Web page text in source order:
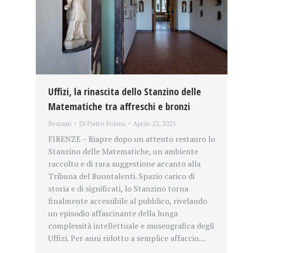
Uffizi, la rinascita dello Stanzino delle
Matematiche tra affreschi e bronzi
Restauri Di Pietro Folena Aprile 22, 2025
FIRENZE – Riapre dopo un attento restauro lo
Stanzino delle Matematiche, un ambiente
raccolto e di rara suggestione accanto alla
Tribuna del Buontalenti. Spazio carico di
storia e di significati, lo Stanzino torna
finalmente accessibile al pubblico, rivelando
un episodio affascinante della lunga
complessità intellettuale e museografica degli
Uffizi. Per anni ridotto a semplice affaccio…